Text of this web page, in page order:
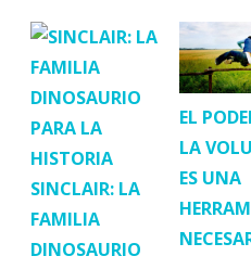
SINCLAIR: LA
FAMILIA
DINOSAURIO
EL
LA
ES UNA